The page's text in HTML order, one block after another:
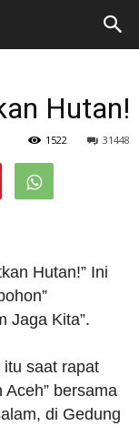
Hutan!
31448
1522
Hutan!” Ini
Jaga Kita”.
saat rapat
bersama
di Gedung